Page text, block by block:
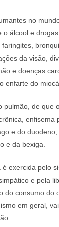
no
o álcool e
da visão,
e doenças
enfarte do
pulmão, de que
enfisema
e do
e da bexiga.
é exercida pelo
e pela
do consumo do
em geral,